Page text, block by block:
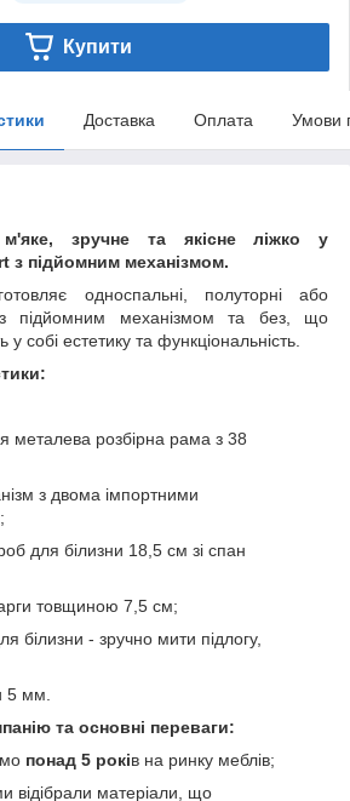
Купити
Доставка Оплата Умови
зручне та якiсне ліжко у
з підйомним механізмом.
односпальні, полуторні або
з підйомним механізмом та без, що
собі естетику та функціональність.
металева розбірна рама з 38
з двома імпортними
для білизни 18,5 см зі спан
товщиною 7,5 см;
білизни - зручно мити підлогу,
5 мм.
та основні переваги:
понад 5 років на ринку меблів;
відібрали матеріали, що